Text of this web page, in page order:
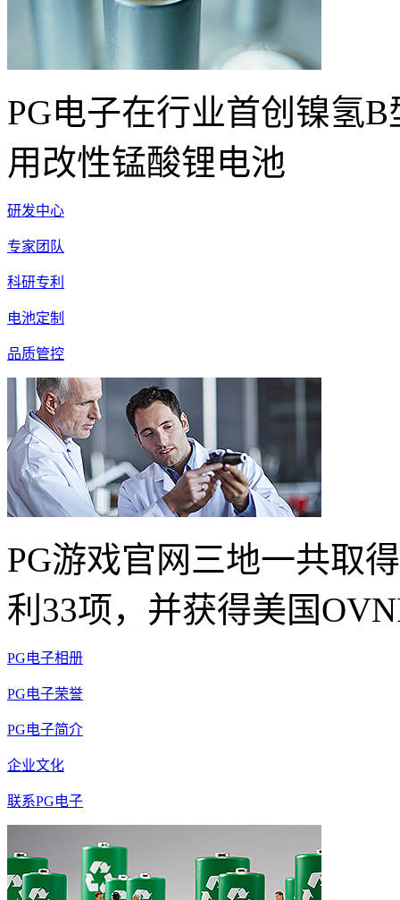
PG电子在行业首创镍氢
用改性锰酸锂电池
研发中心
专家团队
科研专利
电池定制
品质管控
PG游戏官网三地一共取
利33项，并获得美国
PG电子相册
PG电子荣誉
PG电子简介
企业文化
联系PG电子